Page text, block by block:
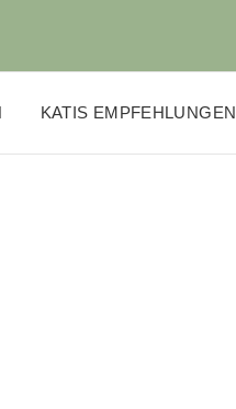
KATIS EMPFEHLUNGEN